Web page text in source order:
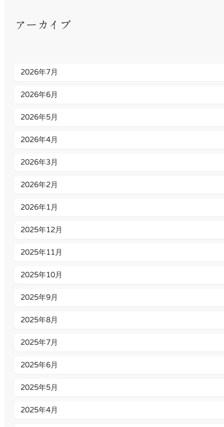
アーカイブ
2026年7月
2026年6月
2026年5月
2026年4月
2026年3月
2026年2月
2026年1月
2025年12月
2025年11月
2025年10月
2025年9月
2025年8月
2025年7月
2025年6月
2025年5月
2025年4月